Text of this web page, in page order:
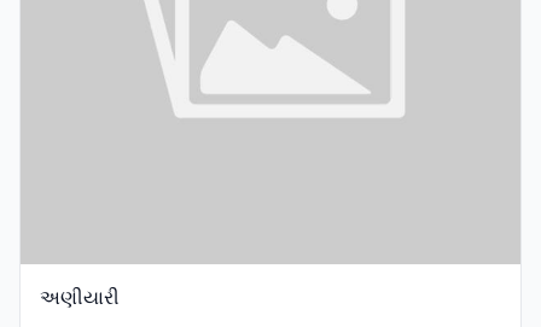
અણીયારી